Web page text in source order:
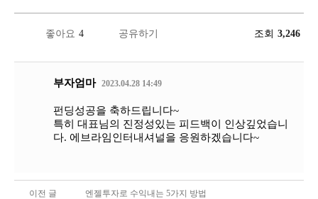
좋아요 4 공유하기 조회 3,246
부자엄마 2023.04.28 14:49
펀딩성공을 축하드립니다~
특히 대표님의 진정성있는 피드백이 인상깊었습니
다. 에브라임인터내셔널을 응원하겠습니다~
이전 글
엔젤투자로 수익내는 5가지 방법